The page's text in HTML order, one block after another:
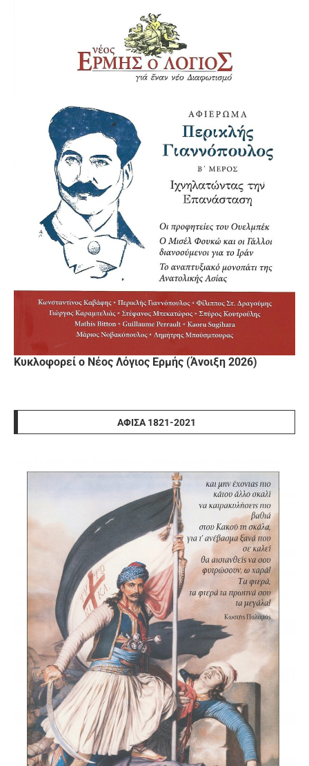
Κυκλοφορεί ο Νέος Λόγιος Ερμής (Άνοιξη 2026)
ΑΦΊΣΑ 1821-2021